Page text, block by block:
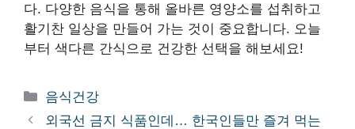
다. 다양한 음식을 통해 올바른 영양소를 섭취하고
활기찬 일상을 만들어 가는 것이 중요합니다. 오늘
부터 색다른 간식으로 건강한 선택을 해보세요!
카
테
음식건강
외국선 금지 식품인데… 한국인들만 즐겨 먹는